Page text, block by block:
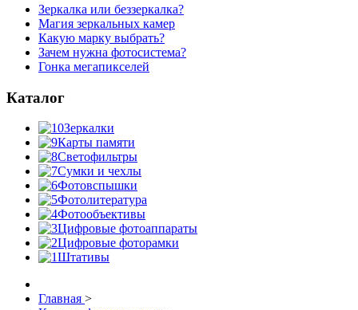
Зеркалка или беззеркалка?
Магия зеркальных камер
Какую марку выбрать?
Зачем нужна фотосистема?
Гонка мегапикселей
Каталог
Зеркалки
Карты памяти
Светофильтры
Сумки и чехлы
Фотовспышки
Фотолитература
Фотообъективы
Цифровые фотоаппараты
Цифровые фоторамки
Штативы
Главная >